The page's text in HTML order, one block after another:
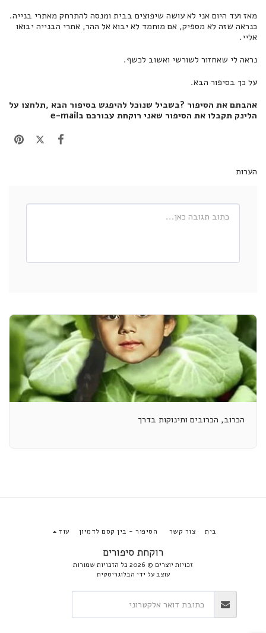
מאז ועד היום אני לא עושה שיפוצים בבית ומנסה להתרחק מאתרי בנייה.
כנראה שזה לא מספיק, אם מוחמד לא יבוא אל ההר, אתרי הבנייה יבואו
אליי.
נראה לי שאחזור לשורשי ואשוב לכשף.
על כך בסיפור הבא.
אהבתם את הסיפור ?בשביל שנוכל להיפגש בסיפור הבא ,תלחצו על
הלינק תקבלו את הסיפור שאני רוקחת עבורכם בe-mail
הערות
הכרוב, הכרובים ותינוקות בדרך
רוקחת סיפורים
זכויות יוצרים © 2026 כל הזכויות שמורות
עוצב על ידי הבלוגריסטית
בית צור קשר הסיפור - בין קסם לדמיון עוד